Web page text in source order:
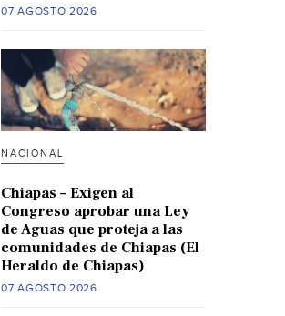
07 AGOSTO 2026
NACIONAL
Chiapas – Exigen al
Congreso aprobar una Ley
de Aguas que proteja a las
comunidades de Chiapas (El
Heraldo de Chiapas)
07 AGOSTO 2026